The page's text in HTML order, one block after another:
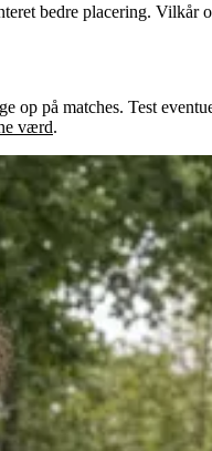
bedre placering.
på matches. Test
værd.